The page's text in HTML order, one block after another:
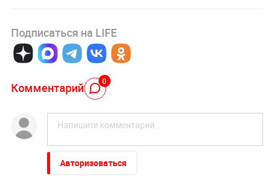
Подписаться на LIFE
Комментарий 0
Авторизоваться